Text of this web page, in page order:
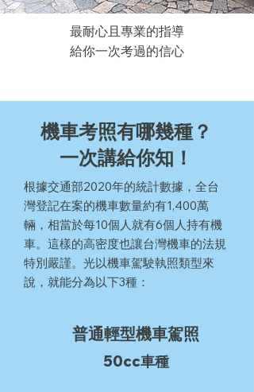
最耐心且專業的指導
給你一次考過的信心
機車考照有哪幾種？
一次講給你知！
根據交通部2020年的統計數據，全台
灣登記在案的機車數量約有1,400萬
輛，相當於每10個人就有6個人持有機
車。這樣的高密度也讓台灣機車的法規
特別嚴謹。光以機車駕駛執照類型來
說，就能分為以下3種：
普通輕型機車駕照
50cc車種